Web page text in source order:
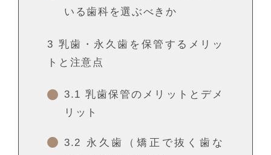
いる歯科を選ぶべきか
3 乳歯・永久歯を保管するメリッ
トと注意点
3.1 乳歯保管のメリットとデメ
リット
3.2 永久歯（矯正で抜く歯な